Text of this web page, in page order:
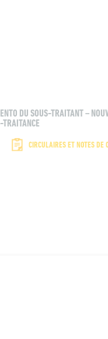
DU SOUS-TRAITANT –
TRAITANCE
CIRCULAIRES ET NOTES DE